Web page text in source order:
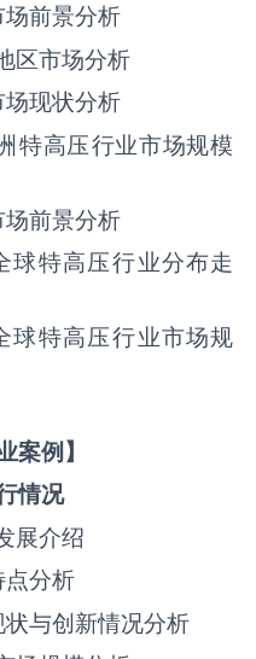
前景分析
区市场分析
现状分析
特高压‌‌‌‌‌‌‌‌‌‌‌‌‌行业市场规模
前景分析
球‌‌‌‌特高压‌‌‌‌‌‌‌‌‌‌‌‌‌行业分布走
球‌‌‌‌特高压‌‌‌‌‌‌‌‌‌‌‌‌‌行业市场规
案例】
情况
展介绍
分析
与创新情况分析